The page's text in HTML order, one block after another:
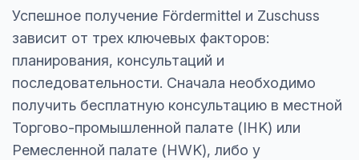
Успешное получение Fördermittel и Zuschuss
зависит от трех ключевых факторов:
планирования, консультаций и
последовательности. Сначала необходимо
получить бесплатную консультацию в местной
Торгово-промышленной палате (IHK) или
Ремесленной палате (HWK), либо у